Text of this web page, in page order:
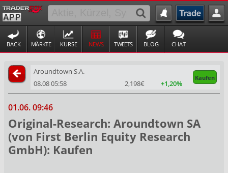
BACK MÄRKTE KURSE NEWS TWEETS BLOG CHAT
Aroundtown S.A.
Kaufen
08.08 05:58 2,198€ +1,20%
01.06. 09:46
Original-Research: Aroundtown SA
(von First Berlin Equity Research
GmbH): Kaufen